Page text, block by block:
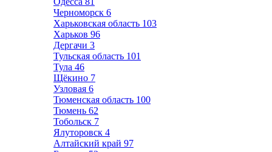
Черноморск 6
Харьковская область 103
Харьков 96
Дергачи 3
Тульская область 101
Тула 46
Щёкино 7
Узловая 6
Тюменская область 100
Тюмень 62
Тобольск 7
Ялуторовск 4
Алтайский край 97